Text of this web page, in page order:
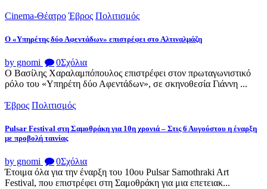
Cinema-Θέατρο Έβρος Πολιτισμός
Ο «Υπηρέτης δύο Αφεντάδων» επιστρέφει στο Αλτιναλμάζη
by gnomi 0Σχόλια
Ο Βασίλης Χαραλαμπόπουλος επιστρέφει στον πρωταγωνιστικό
ρόλο του «Υπηρέτη δύο Αφεντάδων», σε σκηνοθεσία Γιάννη ...
Έβρος Πολιτισμός
Pulsar Festival στη Σαμοθράκη για 10η χρονιά – Στις 6 Αυγούστου η έναρξη
με προβολή ταινίας
by gnomi 0Σχόλια
Έτοιμα όλα για την έναρξη του 10ου Pulsar Samothraki Art
Festival, που επιστρέφει στη Σαμοθράκη για μια επετειακ...